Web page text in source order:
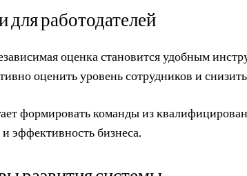
для работодателей
оценка становится удобным
оценить уровень сотрудников и
формировать команды из
эффективность бизнеса.